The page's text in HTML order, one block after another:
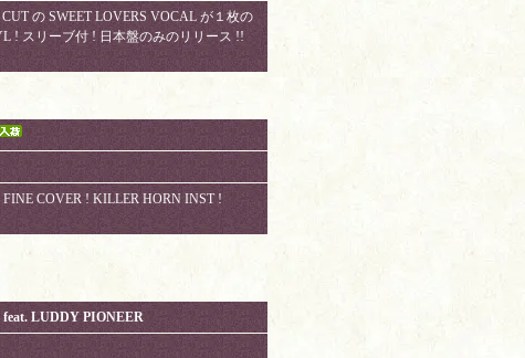
の SWEET LOVERS VOCAL が１枚の
! スリーブ付 ! 日本盤のみのリリース !!
COVER ! KILLER HORN INST !
LUDDY PIONEER